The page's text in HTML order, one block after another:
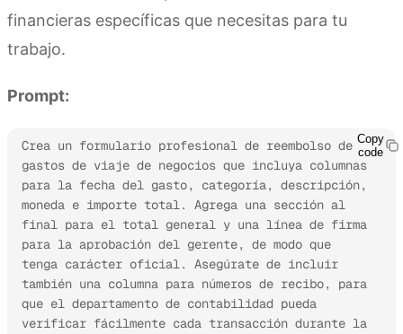
financieras específicas que necesitas para tu
trabajo.
Prompt:
Crea un formulario profesional de reembolso de
gastos de viaje de negocios que incluya columnas
para la fecha del gasto, categoría, descripción,
moneda e importe total. Agrega una sección al
final para el total general y una línea de firma
para la aprobación del gerente, de modo que
tenga carácter oficial. Asegúrate de incluir
también una columna para números de recibo, para
que el departamento de contabilidad pueda
verificar fácilmente cada transacción durante la
Copy
code